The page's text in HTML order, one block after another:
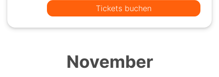
Tickets buchen
November